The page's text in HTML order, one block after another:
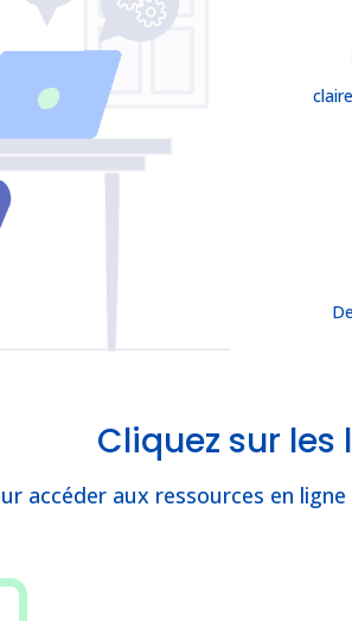
Cliquez sur les
accéder aux ressources en